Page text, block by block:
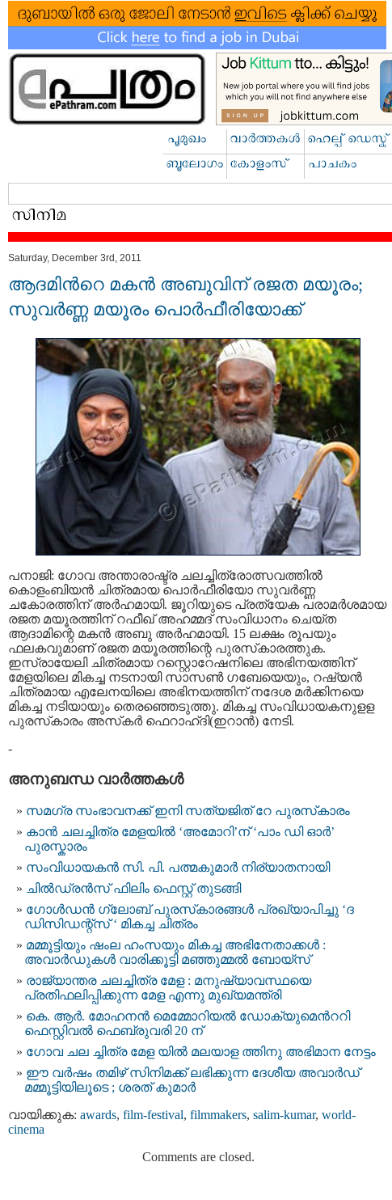
Saturday, December 3rd, 2011
ആദമിന്‍റെ മകന്‍ അബുവിന് രജത മയൂരം;
സുവര്‍ണ്ണ മയൂരം പൊര്‍ഫീരിയോക്ക്
പനാജി: ഗോവ അന്താരാഷ്ട്ര ചലച്ചിത്രോത്സവത്തില്‍
കൊളംബിയന്‍ ചിത്രമായ പൊര്‍ഫീരിയോ സുവര്‍ണ്ണ
ചകോരത്തിന് അര്‍ഹമായി. ജൂറിയുടെ പ്രത്യേക പരാമര്‍ശമായ
രജത മയൂരത്തിന് റഫീഖ് അഹമ്മദ് സംവിധാനം ചെയ്ത
ആദാമിന്റെ മകന്‍ അബു അര്‍ഹമായി. 15 ലക്ഷം രൂപയും
ഫലകവുമാണ് രജത മയൂരത്തിന്റെ പുരസ്‌കാരത്തുക.
ഇസ്രായേലി ചിത്രമായ റസ്റ്റൊറേഷനിലെ അഭിനയത്തിന്
മേളയിലെ മികച്ച നടനായി സാസണ്‍ ഗബേയെയും, റഷ്യന്‍
ചിത്രമായ എലേനയിലെ അഭിനയത്തിന് നദേശ മര്‍ക്കിനയെ
മികച്ച നടിയായും തെരഞ്ഞെടുത്തു. മികച്ച സംവിധായകനുളള
പുരസ്‌കാരം അസ്‌കര്‍ ഫെറാഹ്ദി(ഇറാന്‍) നേടി.
-
അനുബന്ധ വാര്‍ത്തകള്‍
സമഗ്ര സംഭാവനക്ക് ഇനി സത്യജിത് റേ പുരസ്‌കാരം
കാന്‍ ചലച്ചിത്ര മേളയില്‍ ‘അമോറി’ന് ‘പാം ഡി ഓര്‍’
പുരസ്കാരം
സംവിധായകന്‍ സി. പി. പത്മകുമാര്‍ നിര്യാതനായി
ചില്‍ഡ്രന്‍സ് ഫിലിം ഫെസ്റ്റ് തുടങ്ങി
ഗോള്‍ഡന്‍ ഗ്ലോബ് പുരസ്‌കാരങ്ങള്‍ പ്രഖ്യാപിച്ചു ‘ദ
ഡിസിഡന്റ്‌സ് ‘ മികച്ച ചിത്രം
മമ്മൂട്ടിയും ഷംല ഹംസയും മികച്ച അഭിനേതാക്കൾ :
അവാർഡുകൾ വാരിക്കൂട്ടി മഞ്ഞുമ്മൽ ബോയ്സ്
രാജ്യാന്തര ചലച്ചിത്ര മേള : മനുഷ്യാവസ്ഥയെ
പ്രതിഫലിപ്പിക്കുന്ന മേള എന്നു മുഖ്യമന്ത്രി
കെ. ആർ. മോഹനൻ മെമ്മോറിയൽ ഡോക്യുമെന്‍ററി
ഫെസ്റ്റിവല്‍ ഫെബ്രുവരി 20 ന്
ഗോവ ചല ച്ചിത്ര മേള യിൽ മലയാള ത്തിനു അഭിമാന നേട്ടം
ഈ വർഷം തമിഴ് സിനിമക്ക് ലഭിക്കുന്ന ദേശീയ അവാർഡ്
മമ്മൂട്ടിയിലൂടെ ; ശരത് കുമാർ
വായിക്കുക: awards, film-festival, filmmakers, salim-kumar, world-
cinema
Comments are closed.